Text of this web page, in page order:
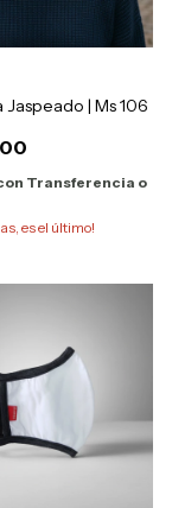
Jaspeado | Ms 106
Transferencia o
es el último!